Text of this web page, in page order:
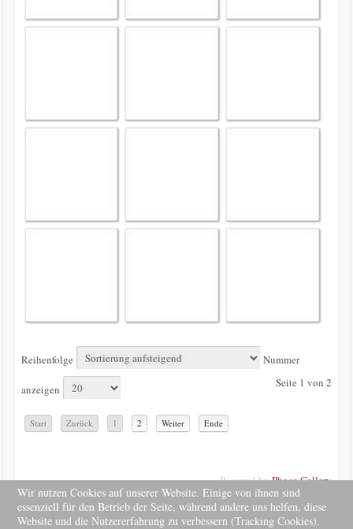
Reihenfolge Nummer
anzeigen
Seite 1 von 2
Start Zurück 1 2 Weiter Ende
Powered byPhoca Gallery
Wir nutzen Cookies auf unserer Website. Einige von ihnen sind
essenziell für den Betrieb der Seite, während andere uns helfen, diese
Website und die Nutzererfahrung zu verbessern (Tracking Cookies).